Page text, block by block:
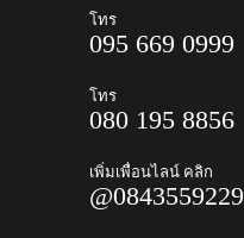
โทร
095 669 0999
โทร
080 195 8856
เพิ่มเพื่อนไลน์ คลิก
@0843559229